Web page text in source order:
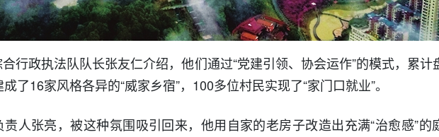
行政执法队队长张友仁介绍，他们通过“党建引领、协会运作”的模式，累计
了16家风格各异的“威家乡宿”，100多位村民实现了“家门口就业”。
人张亮，被这种氛围吸引回来，他用自家的老房子改造出充满“治愈感”的